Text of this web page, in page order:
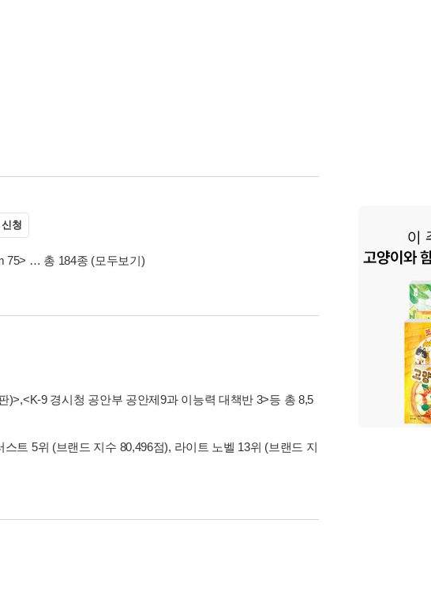
청
75> … 총 184종 (모두보기)
)>,<K-9 경시청 공안부 공안제9과 이능력 대책반 3>등 총 8,5
트 5위 (브랜드 지수 80,496점), 라이트 노벨 13위 (브랜드 지